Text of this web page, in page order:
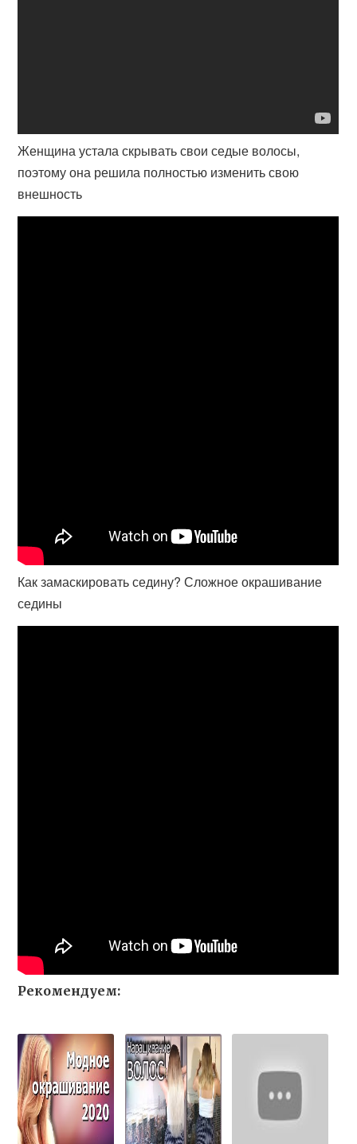
Женщина устала скрывать свои седые волосы,
поэтому она решила полностью изменить свою
внешность
Как замаскировать седину? Сложное окрашивание
седины
Рекомендуем: